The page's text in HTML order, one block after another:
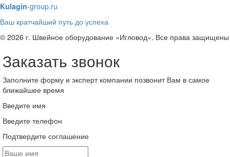
Kulagin-group.ru
Ваш кратчайший путь до успеха
© 2026 г. Швейное оборудование «Игловод». Все права защищены
Заказать звонок
Заполните форму и эксперт компании позвонит Вам в самое
ближайшее время
Введите имя
Введите телефон
Подтвердите соглашение